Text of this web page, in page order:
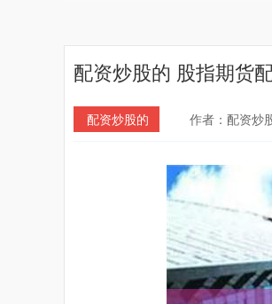
配资炒股的 股指期货
配资炒股的 作者：配资炒